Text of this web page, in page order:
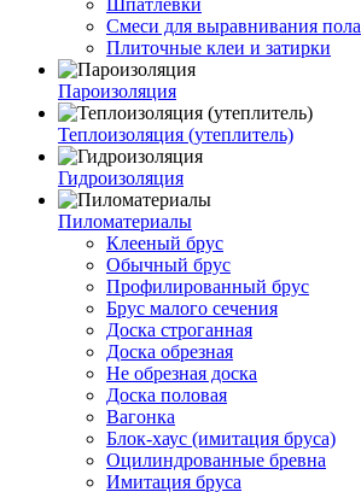
Смеси для выравнивания пола
Плиточные клеи и затирки
Пароизоляция
Теплоизоляция (утеплитель)
Гидроизоляция
Пиломатериалы
Клееный брус
Обычный брус
Профилированный брус
Брус малого сечения
Доска строганная
Доска обрезная
Не обрезная доска
Доска половая
Вагонка
Блок-хаус (имитация бруса)
Оцилиндрованные бревна
Имитация бруса